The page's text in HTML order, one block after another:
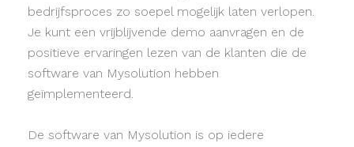
bedrijfsproces zo soepel mogelijk laten verlopen.
Je kunt een vrijblijvende demo aanvragen en de
positieve ervaringen lezen van de klanten die de
software van Mysolution hebben
geïmplementeerd.
De software van Mysolution is op iedere